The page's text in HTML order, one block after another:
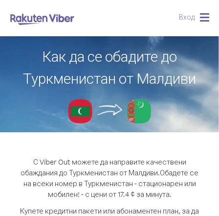
Вход
Как да се обадите до
Туркменистан от Малдиви
С Viber Out можете да направите качествени
обаждания до Туркменистан от Малдиви.Обадете се
на всеки номер в Туркменистан - стационарен или
мобилен! - с цени от 17.4 ¢ за минута.
Купете кредитни пакети или абонаментен план, за да